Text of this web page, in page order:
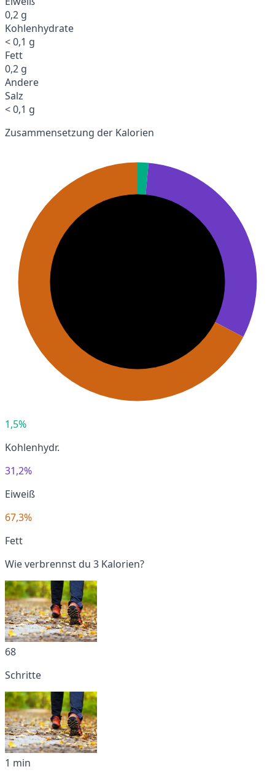
0,2 g
Kohlenhydrate
< 0,1 g
Fett
0,2 g
Andere
Salz
< 0,1 g
Zusammensetzung der Kalorien
1,5%
Kohlenhydr.
31,2%
Eiweiß
67,3%
Fett
Wie verbrennst du 3 Kalorien?
68
Schritte
1 min